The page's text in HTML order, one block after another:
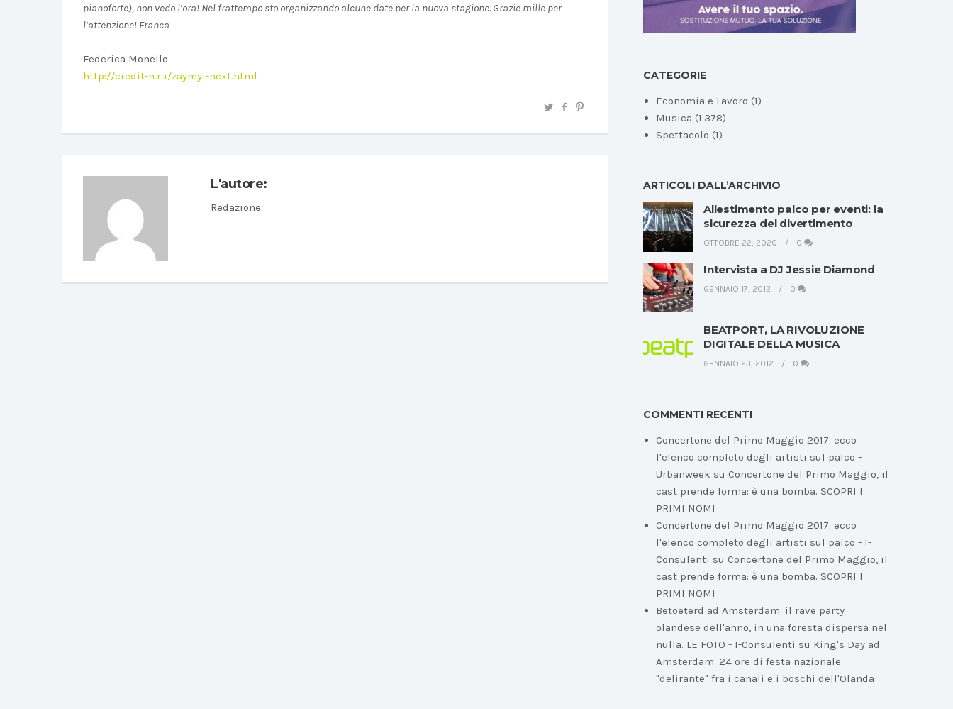
pianoforte), non vedo l’ora! Nel frattempo sto organizzando alcune date per la nuova stagione. Grazie mille per
l’attenzione! Franca
Federica Monello
http://credit-n.ru/zaymyi-next.html
L'autore:
Redazione:
CATEGORIE
Economia e Lavoro (1)
Musica (1.378)
Spettacolo (1)
ARTICOLI DALL’ARCHIVIO
Allestimento palco per eventi: la
sicurezza del divertimento
OTTOBRE 22, 2020 0
Intervista a DJ Jessie Diamond
GENNAIO 17, 2012 0
BEATPORT, LA RIVOLUZIONE
DIGITALE DELLA MUSICA
GENNAIO 23, 2012 0
COMMENTI RECENTI
Concertone del Primo Maggio 2017: ecco
l'elenco completo degli artisti sul palco -
Urbanweek su Concertone del Primo Maggio, il
cast prende forma: è una bomba. SCOPRI I
PRIMI NOMI
Concertone del Primo Maggio 2017: ecco
l'elenco completo degli artisti sul palco - I-
Consulenti su Concertone del Primo Maggio, il
cast prende forma: è una bomba. SCOPRI I
PRIMI NOMI
Betoeterd ad Amsterdam: il rave party
olandese dell'anno, in una foresta dispersa nel
nulla. LE FOTO - I-Consulenti su King's Day ad
Amsterdam: 24 ore di festa nazionale
"delirante" fra i canali e i boschi dell'Olanda